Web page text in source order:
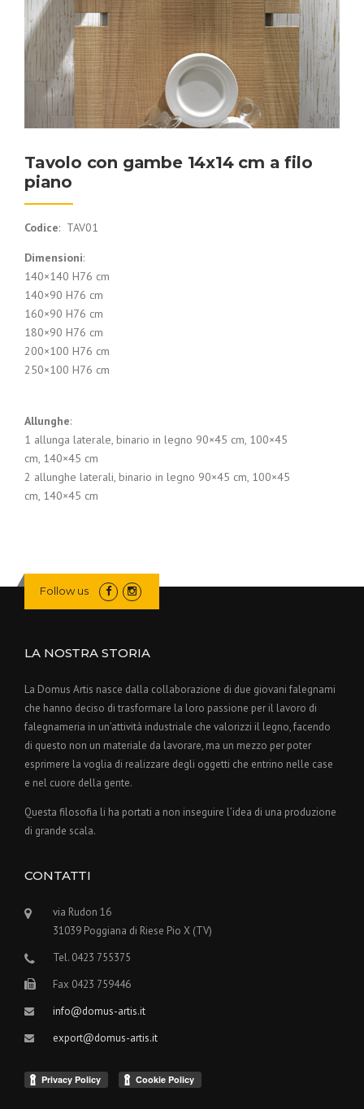
Tavolo con gambe 14x14 cm a filo
piano
Codice: TAV01
Dimensioni:
140×140 H76 cm
140×90 H76 cm
160×90 H76 cm
180×90 H76 cm
200×100 H76 cm
250×100 H76 cm
Allunghe:
1 allunga laterale, binario in legno 90×45 cm, 100×45
cm, 140×45 cm
2 allunghe laterali, binario in legno 90×45 cm, 100×45
cm, 140×45 cm
Follow us
LA NOSTRA STORIA
La Domus Artis nasce dalla collaborazione di due giovani falegnami
che hanno deciso di trasformare la loro passione per il lavoro di
falegnameria in un’attività industriale che valorizzi il legno, facendo
di questo non un materiale da lavorare, ma un mezzo per poter
esprimere la voglia di realizzare degli oggetti che entrino nelle case
e nel cuore della gente.
Questa filosofia li ha portati a non inseguire l’idea di una produzione
di grande scala.
CONTATTI
via Rudon 16
31039 Poggiana di Riese Pio X (TV)
Tel. 0423 755375
Fax 0423 759446
info@domus-artis.it
export@domus-artis.it